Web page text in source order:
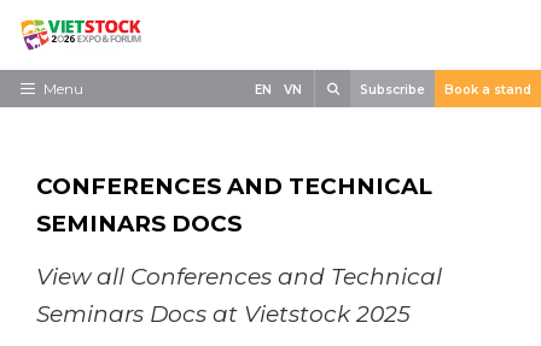
Skip
contentMenu
Need to know
Exhibit
Visit
News
EN VN Subscribe Book a stand
CONFERENCES AND TECHNICAL
SEMINARS DOCS
View all Conferences and Technical
Seminars Docs at Vietstock 2025